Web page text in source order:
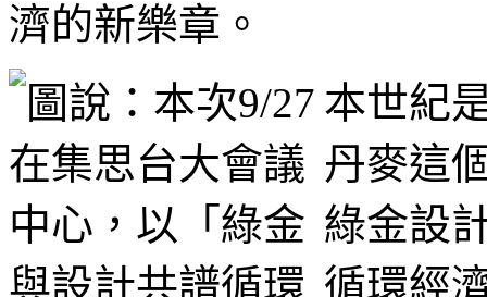
濟的新樂章。
本世紀
丹麥這
綠金設
循環經